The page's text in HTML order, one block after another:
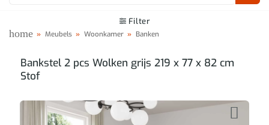
Filter
home » Meubels » Woonkamer » Banken
Bankstel 2 pcs Wolken grijs 219 x 77 x 82 cm
Stof